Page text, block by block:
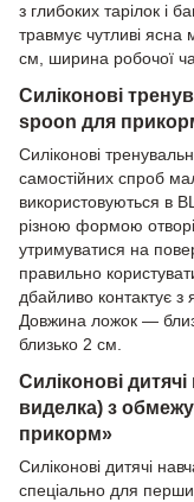
з глибоких тарілок і
травмує чутливі
см, ширина робочої
Силіконові
spoon для
Силіконові
самостійних спроб
використовуються в
різною формою
утримуватися на
правильно
дбайливо контактує
Довжина ложок —
близько 2 см.
Силіконові
виделка) з
прикорм»
Силіконові дитячі
спеціально для